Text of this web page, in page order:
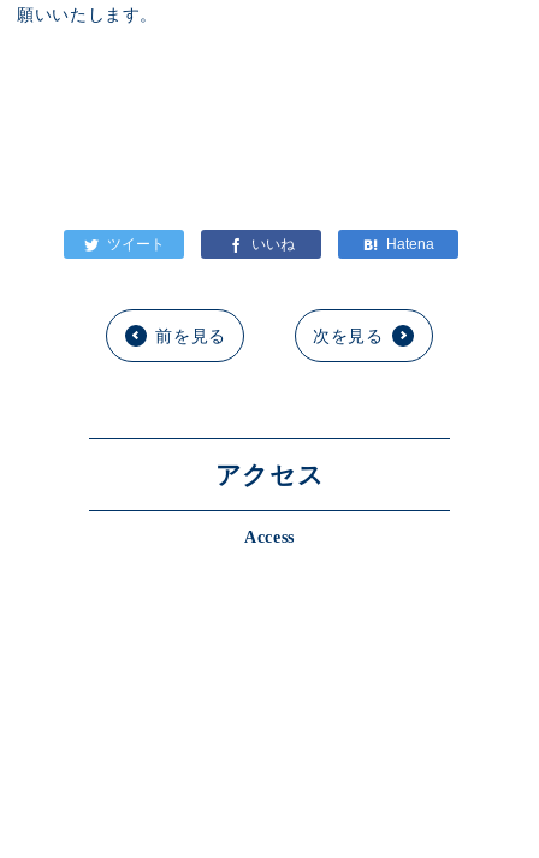
願いいたします。
前を見る 次を見る
アクセス
Access